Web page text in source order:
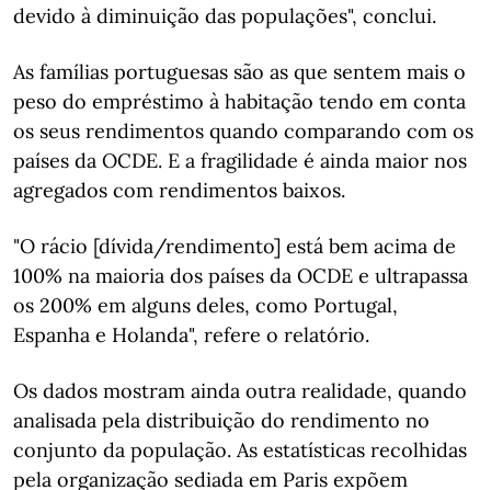
devido à diminuição das populações", conclui.
As famílias portuguesas são as que sentem mais o
peso do empréstimo à habitação tendo em conta
os seus rendimentos quando comparando com os
países da OCDE. E a fragilidade é ainda maior nos
agregados com rendimentos baixos.
"O rácio [dívida/rendimento] está bem acima de
100% na maioria dos países da OCDE e ultrapassa
os 200% em alguns deles, como Portugal,
Espanha e Holanda", refere o relatório.
Os dados mostram ainda outra realidade, quando
analisada pela distribuição do rendimento no
conjunto da população. As estatísticas recolhidas
pela organização sediada em Paris expõem